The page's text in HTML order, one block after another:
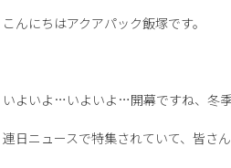
こんにちはアクアパック飯塚です。
いよいよ…いよいよ…開幕ですね、冬
連日ニュースで特集されていて、皆さ